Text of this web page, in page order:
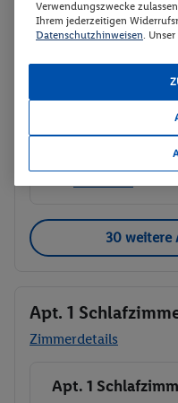
Abflugzeiten
DERTOUR
30 weitere
Apt. 1
Zimmerdetails
Buchen
Apt. 1
Verwendungszwecke
Ihrem jederzeitigen
Datenschutzhinweisen.